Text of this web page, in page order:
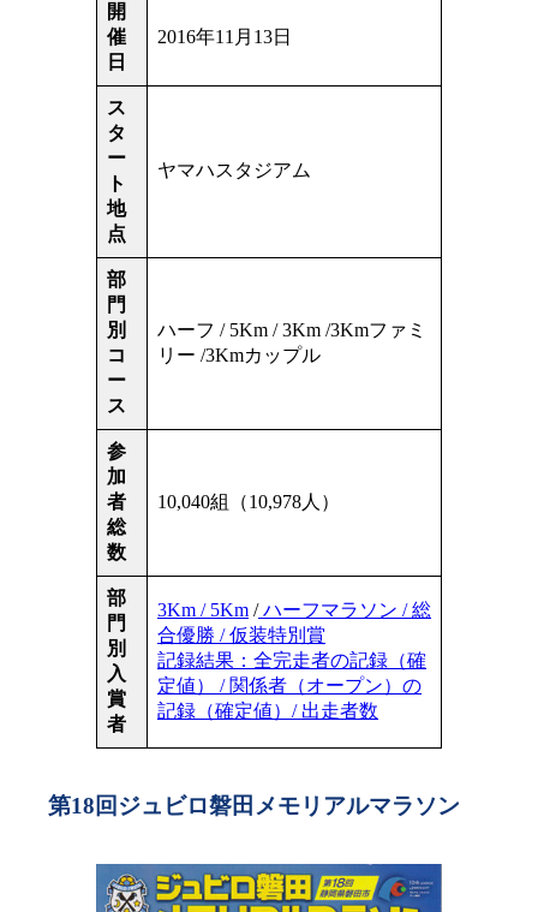
開
催
日
2016年11月13日
ス
タ
ー
ト
地
点
ヤマハスタジアム
部
門
別
コ
ー
ス
ハーフ / 5Km / 3Km /3Kmファミ
リー /3Kmカップル
参
加
者
総
数
10,040組（10,978人）
部
門
別
入
賞
者
3Km / 5Km /ハーフマラソン / 総
合優勝 / 仮装特別賞
記録結果：全完走者の記録（確
定値） / 関係者（オープン）の
記録（確定値）/ 出走者数
第18回ジュビロ磐田メモリアルマラソン